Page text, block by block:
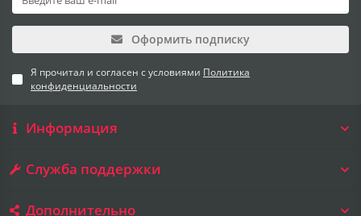
Оформить подписку
Я прочитал и согласен с условиями Политика
конфиденциальности
Информация
Служба поддержки
Дополнительно